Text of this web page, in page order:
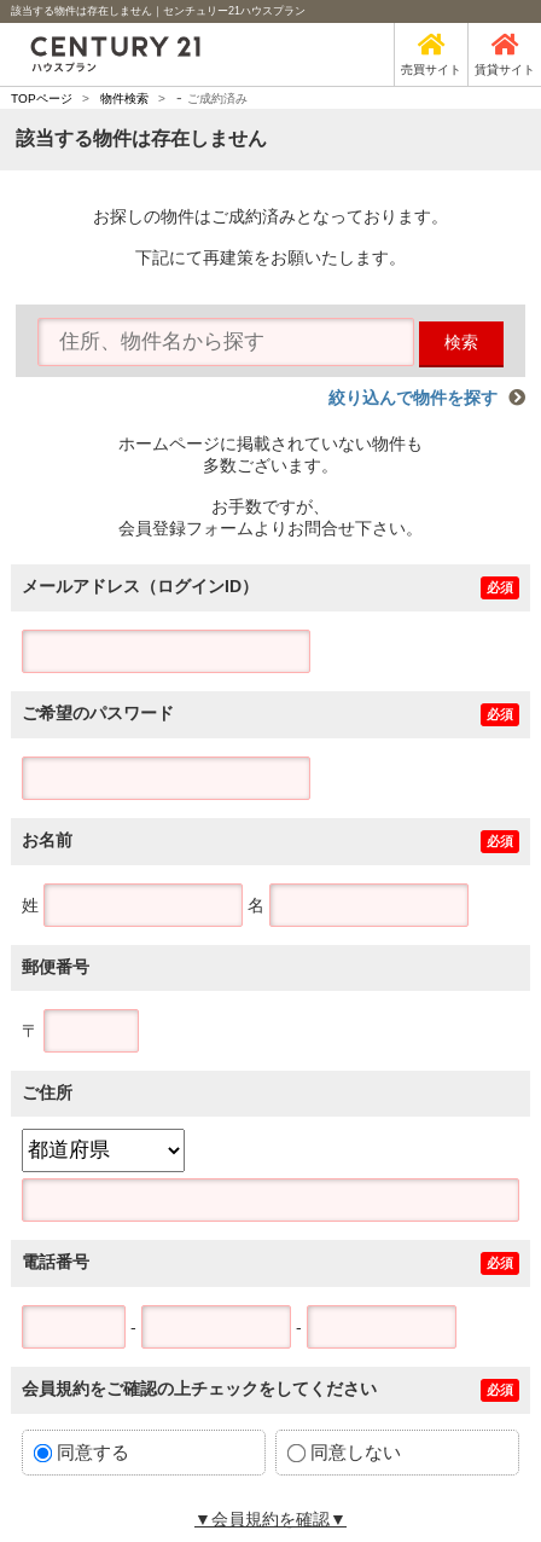
該当する物件は存在しません｜センチュリー21ハウスプラン
売買サイト 賃貸サイト
TOPページ > 物件検索 > - ご成約済み
該当する物件は存在しません
お探しの物件はご成約済みとなっております。
下記にて再建策をお願いたします。
検索
絞り込んで物件を探す
ホームページに掲載されていない物件も
多数ございます。
お手数ですが、
会員登録フォームよりお問合せ下さい。
メールアドレス（ログインID） 必須
ご希望のパスワード 必須
お名前 必須
姓 名
郵便番号
〒
ご住所
電話番号 必須
- -
会員規約をご確認の上チェックをしてください 必須
同意する 同意しない
▼会員規約を確認▼